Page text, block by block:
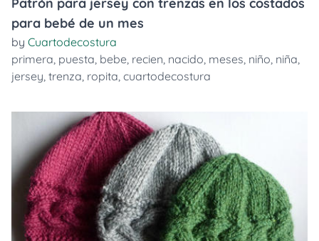
para bebé de un mes
by Cuartodecostura
primera, puesta, bebe, recien, nacido, meses, niño, niña,
jersey, trenza, ropita, cuartodecostura